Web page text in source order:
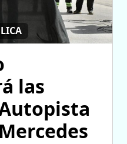
las